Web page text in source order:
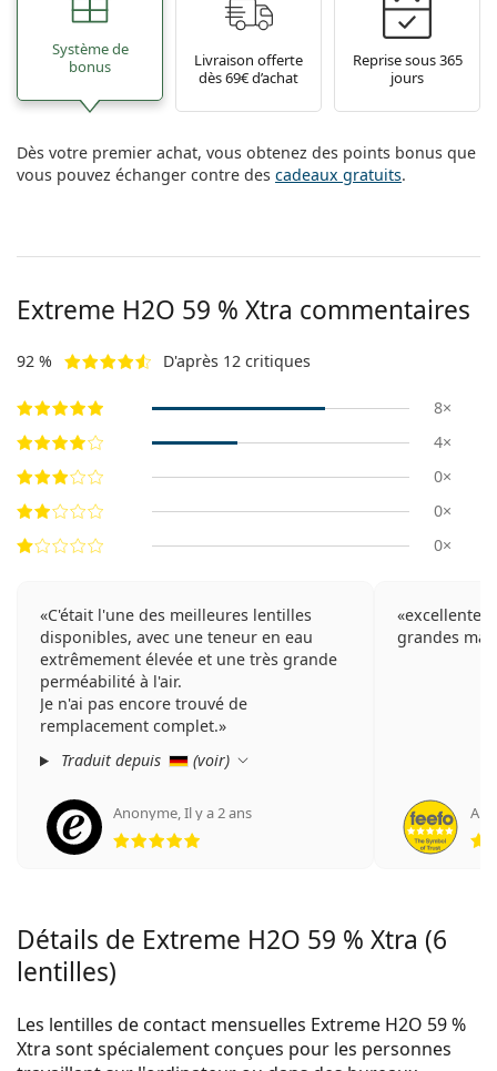
Système de
bonus
Livraison offerte
dès 69€ d’achat
Reprise sous 365
jours
Dès votre premier achat, vous obtenez des points bonus que
vous pouvez échanger contre des cadeaux gratuits.
Extreme H2O 59 % Xtra commentaires
92 % D'après 12 critiques
8×
4×
0×
0×
0×
C'était l'une des meilleures lentilles
disponibles, avec une teneur en eau
extrêmement élevée et une très grande
perméabilité à l'air.
Je n'ai pas encore trouvé de
remplacement complet.
Traduit depuis
(voir)
Anonyme,Il y a 2 ans
évaluation 5 sur 5
excellente
grandes
Détails de Extreme H2O 59 % Xtra (6
lentilles)
Les lentilles de contact mensuelles Extreme H2O 59 %
Xtra sont spécialement conçues pour les personnes